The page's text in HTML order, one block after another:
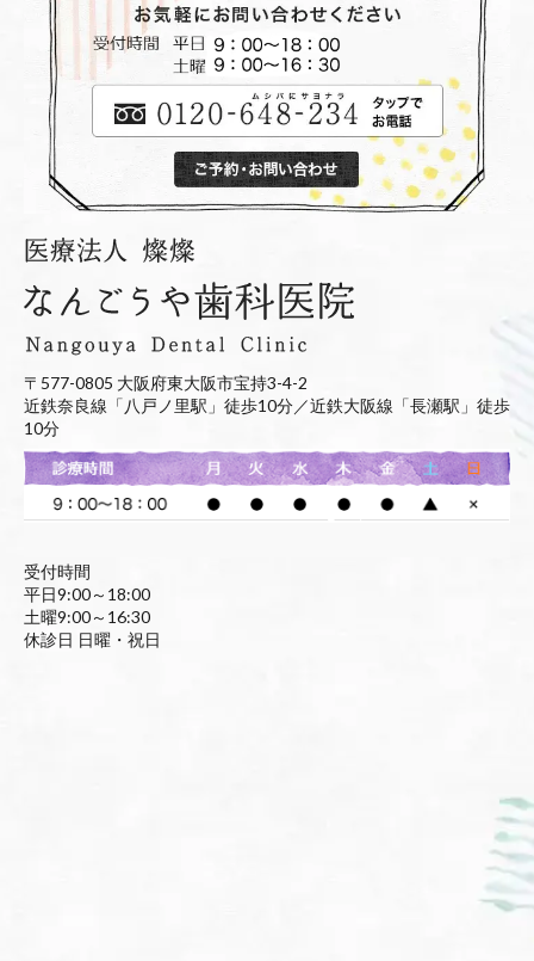
〒577-0805 大阪府東大阪市宝持3-4-2
近鉄奈良線「八戸ノ里駅」徒歩10分／近鉄大阪線「長瀬駅」徒歩
10分
受付時間
平日9:00～18:00
土曜9:00～16:30
休診日 日曜・祝日